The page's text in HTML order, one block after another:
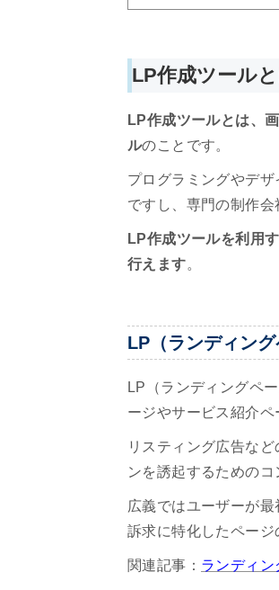
LP作成ツール
LP作成ツールとは、
ルのことです。
プログラミングやデ
ですし、専門の制作会
LP作成ツールを利用
行えます。
LP（ランディン
LP（ランディングペ
ージやサービス紹介ペ
リスティング広告な
ンを誘起するためのコ
広義ではユーザーが
訴求に特化したページ
関連記事： ランディ